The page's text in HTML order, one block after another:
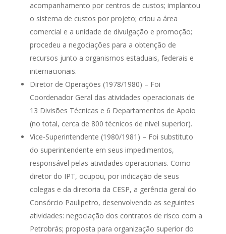
acompanhamento por centros de custos; implantou
o sistema de custos por projeto; criou a área
comercial e a unidade de divulgação e promoção;
procedeu a negociações para a obtenção de
recursos junto a organismos estaduais, federais e
internacionais.
Diretor de Operações (1978/1980) – Foi
Coordenador Geral das atividades operacionais de
13 Divisões Técnicas e 6 Departamentos de Apoio
(no total, cerca de 800 técnicos de nível superior).
Vice-Superintendente (1980/1981) – Foi substituto
do superintendente em seus impedimentos,
responsável pelas atividades operacionais. Como
diretor do IPT, ocupou, por indicação de seus
colegas e da diretoria da CESP, a gerência geral do
Consórcio Paulipetro, desenvolvendo as seguintes
atividades: negociação dos contratos de risco com a
Petrobrás; proposta para organização superior do